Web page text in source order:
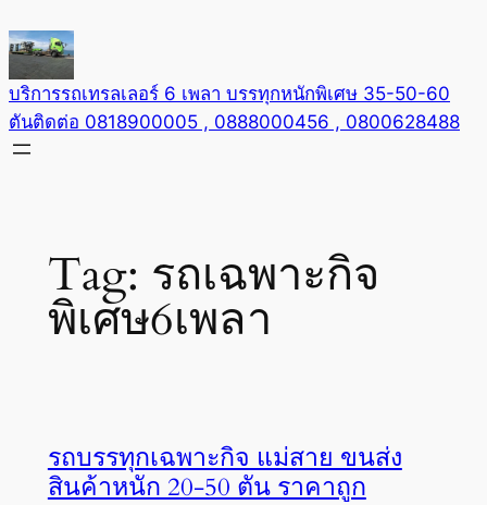
to
content
บริการรถเทรลเลอร์ 6 เพลา บรรทุกหนักพิเศษ 35-50-60
ตันติดต่อ 0818900005 , 0888000456 , 0800628488
Tag: รถเฉพาะกิจ
พิเศษ6เพลา
รถบรรทุกเฉพาะกิจ แม่สาย ขนส่ง
สินค้าหนัก 20-50 ตัน ราคาถูก